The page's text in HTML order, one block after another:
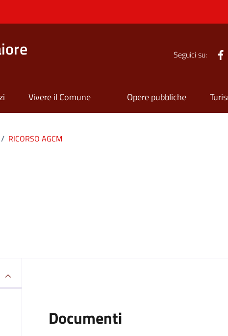
Seguici su:
Vivere il Comune Opere pubbliche
/ RICORSO AGCM
Documenti